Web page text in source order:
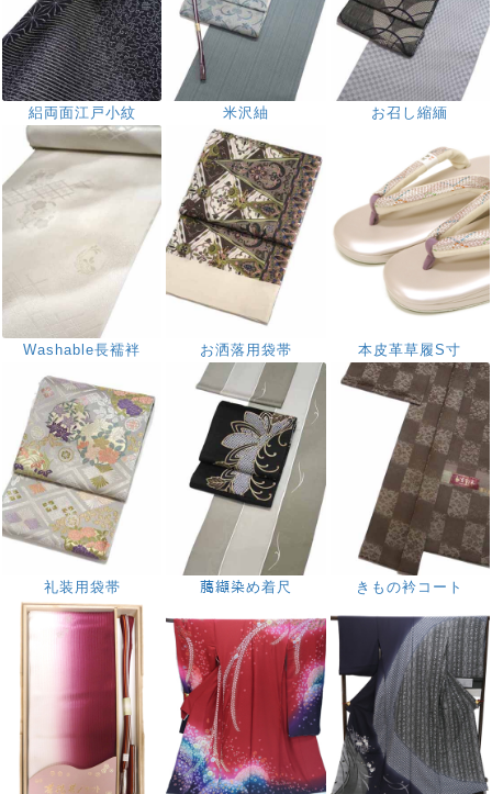
絽両面江戸小紋 米沢紬 お召し縮緬
Washable長襦袢 お洒落用袋帯 本皮革草履S寸
礼装用袋帯 﨟纈染め着尺 きもの衿コート